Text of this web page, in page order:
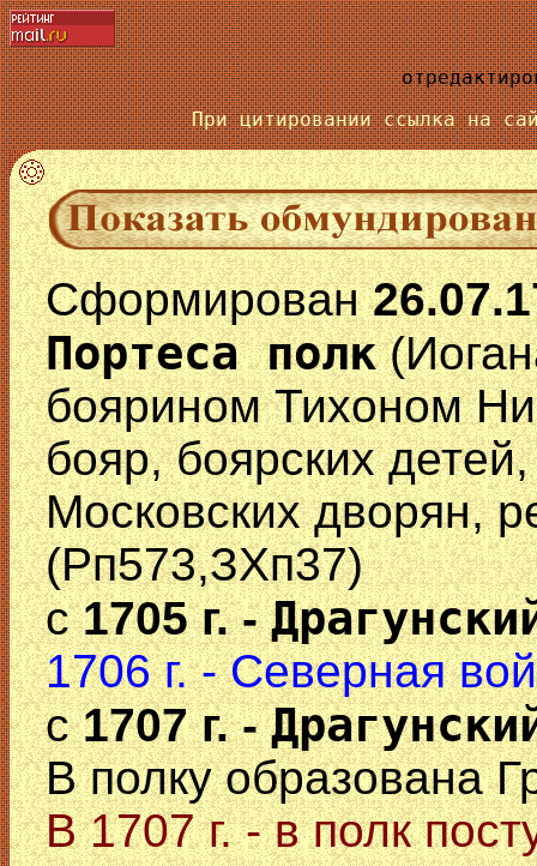
При цитировании ссылка на
Сформирован
Портеса полк
боярином Тихоном
бояр, боярских
Московских дворян,
(Рп573,ЗХп37)
с1705 г. -
1706 г. - Северная
с1707 г. -
В полку образована
В 1707 г. - в полк